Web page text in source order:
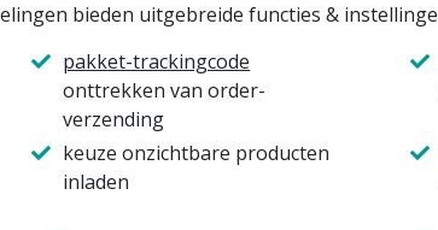
bieden uitgebreide functies &
pakket-trackingcode
onttrekken van order-
verzending
keuze onzichtbare producten
inladen